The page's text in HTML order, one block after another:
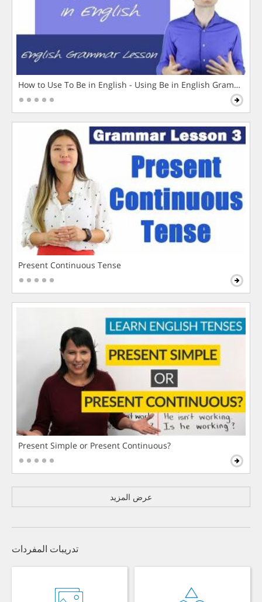
How to Use To Be in English - Using Be in English Grammar
Present Continuous Tense
Present Simple or Present Continuous?
عرض المزيد
تدريبات المفردات